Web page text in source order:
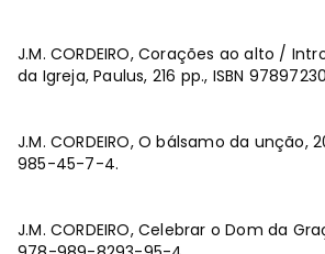
J.M. CORDEIRO, Corações ao alto /
da Igreja, Paulus, 216 pp., ISBN
J.M. CORDEIRO, O bálsamo da unção,
985-45-7-4.
J.M. CORDEIRO, Celebrar o Dom da